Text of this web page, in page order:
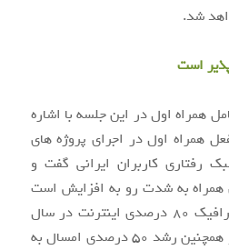
شد.
همراه اول در این جلسه با اشاره
همراه اول در اجرای پروژه های
رفتاری کاربران ایرانی گفت و
همراه به شدت رو به افزایش است
که با در نظر گرفتن رشد ترافیک ۸۰ درصدی اینترنت در سال
گذشته به نسبت سال ۹۸ و همچنین رشد ۵۰ درصدی امسال به